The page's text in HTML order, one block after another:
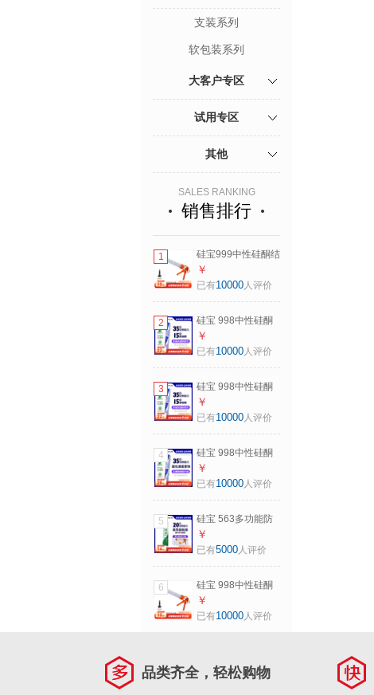
支装系列
软包装系列
大客户专区
试用专区
其他
SALES RANKING
销售排行
1
硅宝999中性硅酮结
构密封胶 工程幕墙
建筑阳光房多用途
￥
已有10000人评价
2
硅宝 998中性硅酮
耐候密封胶防水玻
璃胶铝塑板陶土板
590ml
￥
已有10000人评价
3
硅宝 998中性硅酮
耐候密封胶防水玻
璃胶铝塑板陶土板
590ml
￥
已有10000人评价
4
硅宝 998中性硅酮
耐候密封胶防水玻
璃胶铝塑板陶土板
黑色590ml
￥
已有10000人评价
5
硅宝 563多功能防
水门窗封边密封胶
室内家装通用玻璃
￥
已有5000人评价
6
硅宝 998中性硅酮
耐候密封胶防水玻
璃胶铝塑板陶土板
￥
已有10000人评价
品类齐全，轻松购物